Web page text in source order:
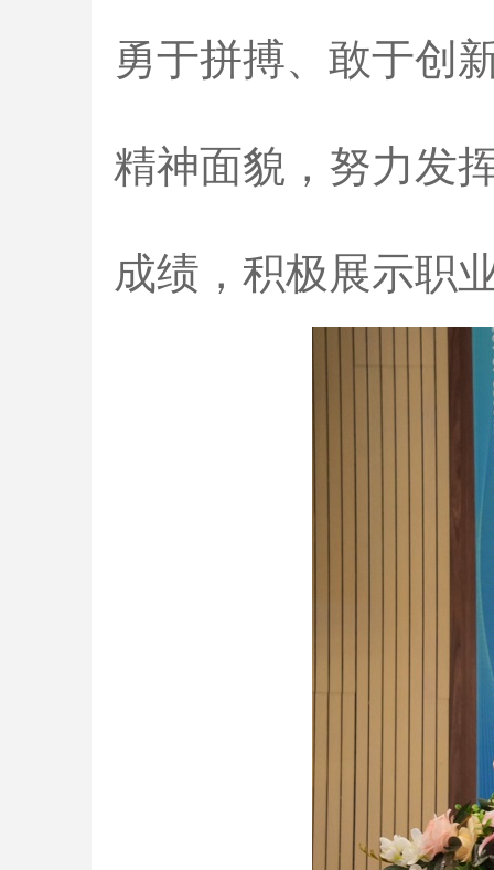
勇于拼搏、敢于创
精神面貌，努力发
成绩，积极展示职